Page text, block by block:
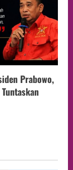
Prabowo,